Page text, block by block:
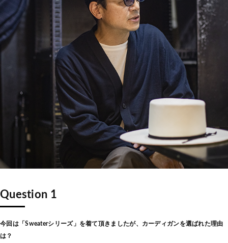
Question 1
今回は「Sweaterシリーズ」を着て頂きましたが、カーディガンを選ばれた理由
は？